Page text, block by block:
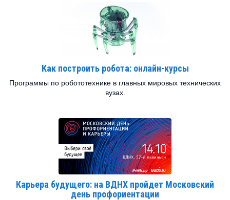
Как построить робота: онлайн-курсы
Программы по робототехнике в главных мировых технических
вузах.
Карьера будущего: на ВДНХ пройдет Московский
день профориентации